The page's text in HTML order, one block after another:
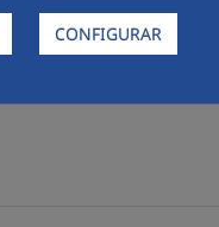
CONFIGURAR